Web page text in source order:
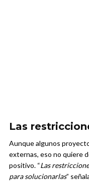
Las
Aunque algunos
externas, eso no quiere
positivo. “Las
para solucionarlas”